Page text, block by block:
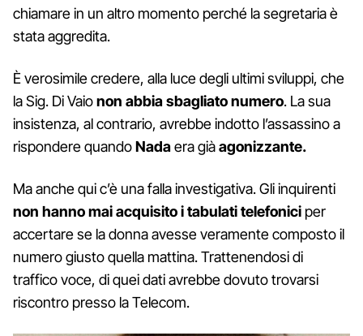
chiamare in un altro momento perché la segretaria è
stata aggredita.
È verosimile credere, alla luce degli ultimi sviluppi, che
la Sig. Di Vaionon abbia sbagliato numero. La sua
insistenza, al contrario, avrebbe indotto l’assassino a
rispondere quandoNadaera giàagonizzante.
Ma anche qui c’è una falla investigativa. Gli inquirenti
non hanno mai acquisito i tabulati telefonici per
accertare se la donna avesse veramente composto il
numero giusto quella mattina. Trattenendosi di
traffico voce, di quei dati avrebbe dovuto trovarsi
riscontro presso la Telecom.